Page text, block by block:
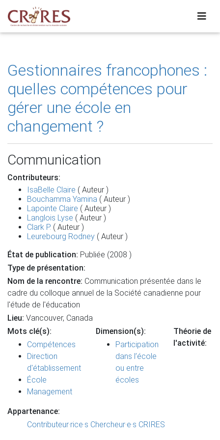
Gestionnaires francophones :
quelles compétences pour
gérer une école en
changement ?
Communication
Contributeurs:
IsaBelle Claire ( Auteur )
Bouchamma Yamina ( Auteur )
Lapointe Claire ( Auteur )
Langlois Lyse ( Auteur )
Clark P. ( Auteur )
Leurebourg Rodney ( Auteur )
État de publication: Publiée (2008 )
Type de présentation:
Nom de la rencontre: Communication présentée dans le
cadre du colloque annuel de la Société canadienne pour
l'étude de l'éducation
Lieu: Vancouver, Canada
Mots clé(s):
Compétences
Direction
d'établissement
École
Management
Dimension(s):
Participation
dans l’école
ou entre
écoles
Théorie de
l'activité:
Appartenance:
Contributeur·rice·s Chercheur·e·s CRIRES